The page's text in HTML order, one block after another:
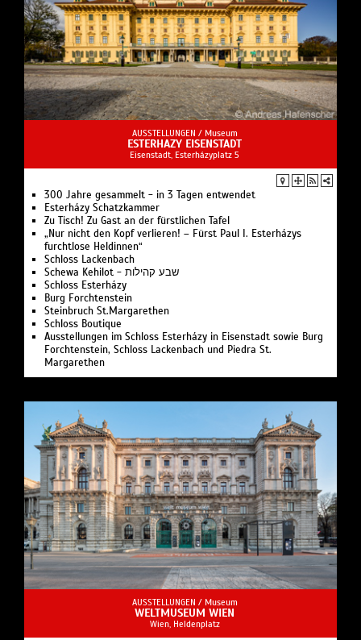
AUSSTELLUNGEN / Museum
ESTERHAZY EISENSTADT
Eisenstadt, Esterházyplatz 5
300 Jahre gesammelt - in 3 Tagen entwendet
Esterházy Schatzkammer
Zu Tisch! Zu Gast an der fürstlichen Tafel
„Nur nicht den Kopf verlieren! – Fürst Paul I. Esterházys
furchtlose Heldinnen“
Schloss Lackenbach
Schewa Kehilot - שבע קהילות
Schloss Esterházy
Burg Forchtenstein
Steinbruch St.Margarethen
Schloss Boutique
Ausstellungen im Schloss Esterházy in Eisenstadt sowie Burg
Forchtenstein, Schloss Lackenbach und Piedra St.
Margarethen
AUSSTELLUNGEN / Museum
WELTMUSEUM WIEN
Wien, Heldenplatz